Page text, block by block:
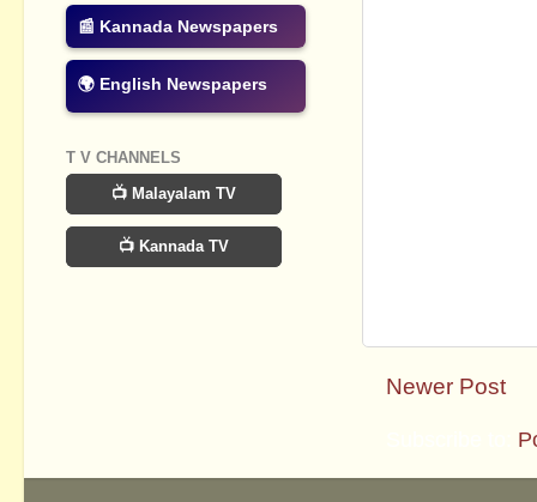
Newer Post
📰 Kannada Newspapers
🌍 English Newspapers
T V CHANNELS
📺 Malayalam TV
📺 Kannada TV